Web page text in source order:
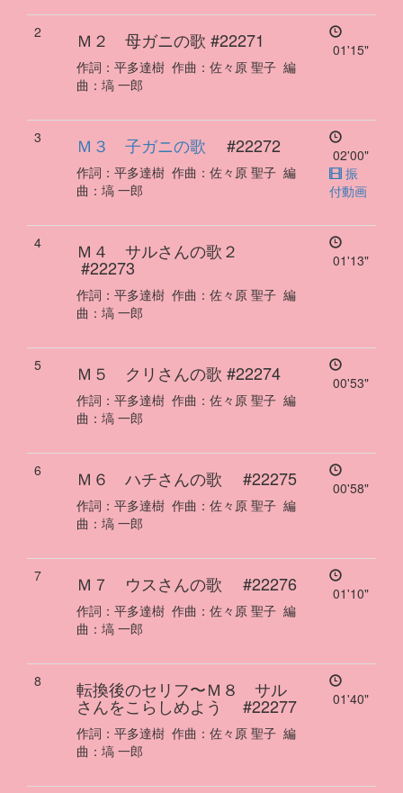
2 Ｍ２ 母ガニの歌 #22271
作詞： 平多達樹 作曲： 佐々原 聖子 編
曲： 塙 一郎
01'15"
3 Ｍ３ 子ガニの歌 #22272
作詞： 平多達樹 作曲： 佐々原 聖子 編
曲： 塙 一郎
02'00"
振
付動画
4 Ｍ４ サルさんの歌２
#22273
作詞： 平多達樹 作曲： 佐々原 聖子 編
曲： 塙 一郎
01'13"
5 Ｍ５ クリさんの歌 #22274
作詞： 平多達樹 作曲： 佐々原 聖子 編
曲： 塙 一郎
00'53"
6 Ｍ６ ハチさんの歌 #22275
作詞： 平多達樹 作曲： 佐々原 聖子 編
曲： 塙 一郎
00'58"
7 Ｍ７ ウスさんの歌 #22276
作詞： 平多達樹 作曲： 佐々原 聖子 編
曲： 塙 一郎
01'10"
8 転換後のセリフ〜Ｍ８ サル
さんをこらしめよう #22277
作詞： 平多達樹 作曲： 佐々原 聖子 編
曲： 塙 一郎
01'40"